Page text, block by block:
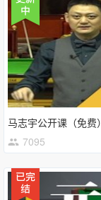
马志宇公开课（免费）
7095